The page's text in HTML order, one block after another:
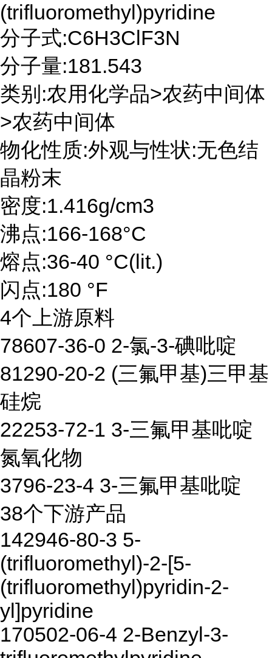
(trifluoromethyl)pyridine
分子式:C6H3ClF3N
分子量:181.543
类别:农用化学品>农药中间体
>农药中间体
物化性质:外观与性状:无色结
晶粉末
密度:1.416g/cm3
沸点:166-168°C
熔点:36-40 °C(lit.)
闪点:180 °F
4个上游原料
78607-36-0 2-氯-3-碘吡啶
81290-20-2 (三氟甲基)三甲基
硅烷
22253-72-1 3-三氟甲基吡啶
氮氧化物
3796-23-4 3-三氟甲基吡啶
38个下游产品
142946-80-3 5-
(trifluoromethyl)-2-[5-
(trifluoromethyl)pyridin-2-
yl]pyridine
170502-06-4 2-Benzyl-3-